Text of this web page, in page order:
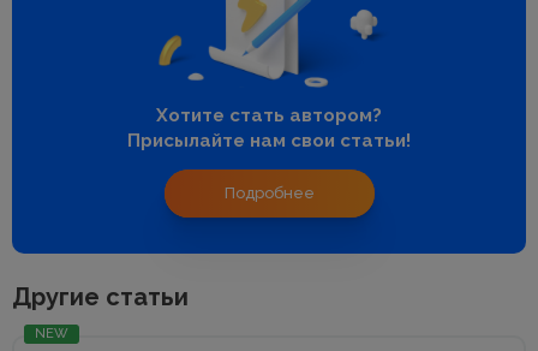
Хотите стать автором?
Присылайте нам свои статьи!
Подробнее
Другие статьи
NEW